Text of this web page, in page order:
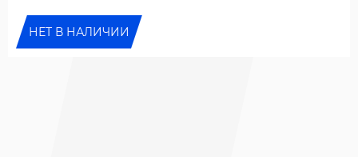
НЕТ В НАЛИЧИИ